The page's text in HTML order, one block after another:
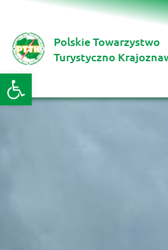
Otwórz pasek
Polskie Towarzystwo
Turystyczno